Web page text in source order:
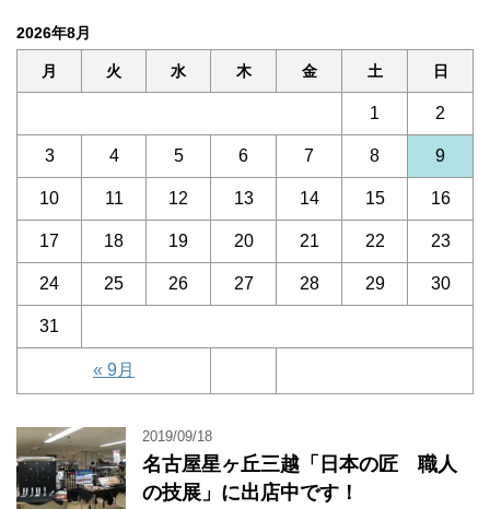
2026年8月
月 火 水 木 金 土 日
« 9月
1 2
3 4 5 6 7 8 9
10 11 12 13 14 15 16
17 18 19 20 21 22 23
24 25 26 27 28 29 30
31
2019/09/18
名古屋星ヶ丘三越「日本の匠 職人
の技展」に出店中です！